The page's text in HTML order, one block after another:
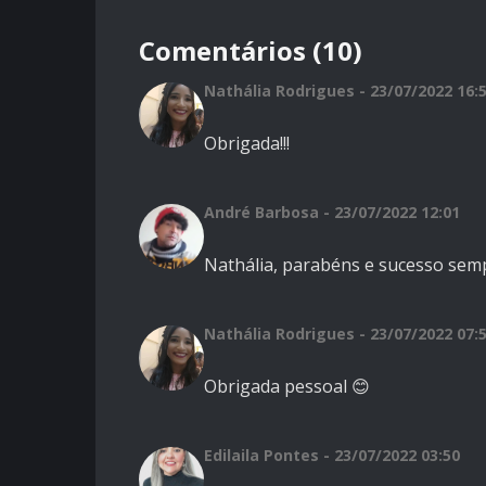
Comentários (10)
Nathália Rodrigues - 23/07/2022
Obrigada!!!
André Barbosa - 23/07/2022 12:01
Nathália, parabéns e sucesso
Nathália Rodrigues - 23/07/2022
Obrigada pessoal 😊
Edilaila Pontes - 23/07/2022 03:50